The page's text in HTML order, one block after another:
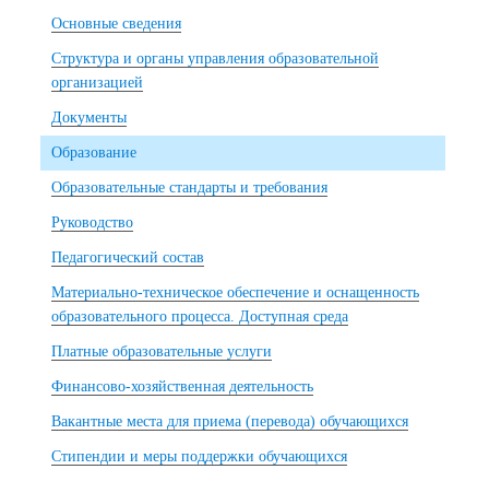
Основные сведения
Структура и органы управления образовательной
организацией
Документы
Образование
Образовательные стандарты и требования
Руководство
Педагогический состав
Материально-техническое обеспечение и оснащенность
образовательного процесса. Доступная среда
Платные образовательные услуги
Финансово-хозяйственная деятельность
Вакантные места для приема (перевода) обучающихся
Стипендии и меры поддержки обучающихся